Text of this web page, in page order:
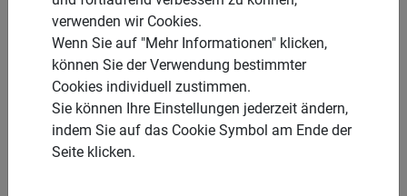
PRODUKTE
SUN SAIL ELBA
verwenden wir Cookies.
Wenn Sie auf "Mehr Informationen" klicken,
können Sie der Verwendung bestimmter
Cookies individuell zustimmen.
Sie können Ihre Einstellungen jederzeit ändern,
indem Sie auf das Cookie Symbol am Ende der
Seite klicken.